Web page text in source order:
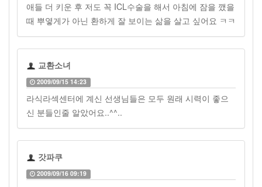
애들 더 키운 후 저도 꼭 ICL수술을 해서 아침에 잠을 깼을
때 뿌옇게가 아닌 환하게 잘 보이는 삶을 살고 싶어요 ㅋㅋ
교환소녀
2009/09/15 14:23
라식라섹센터에 계신 선생님들은 모두 원래 시력이 좋으
신 분들인줄 알았어요..^^..
갓파쿠
2009/09/16 09:19